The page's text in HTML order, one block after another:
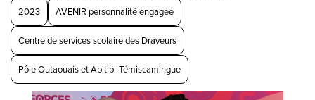
2023 AVENIR personnalité engagée
Centre de services scolaire des Draveurs
Pôle Outaouais et Abitibi-Témiscamingue